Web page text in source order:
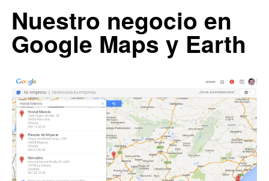
Nuestro negocio en
Google Maps y Earth